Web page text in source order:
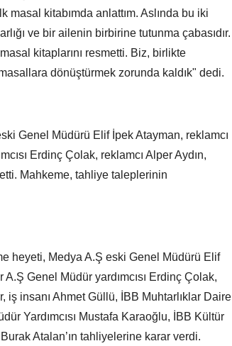
kitabımda anlattım. Aslında bu iki
ve bir ailenin birbirine tutunma çabasıdır.
kitaplarını resmetti. Biz, birlikte
dönüştürmek zorunda kaldık" dedi.
Genel Müdürü Elif İpek Atayman, reklamcı
Erdinç Çolak, reklamcı Alper Aydın,
Mahkeme, tahliye taleplerinin
heyeti, Medya A.Ş eski Genel Müdürü Elif
Genel Müdür yardımcısı Erdinç Çolak,
iş insanı Ahmet Güllü, İBB Muhtarlıklar Daire
Yardımcısı Mustafa Karaoğlu, İBB Kültür
Atalan’ın tahliyelerine karar verdi.